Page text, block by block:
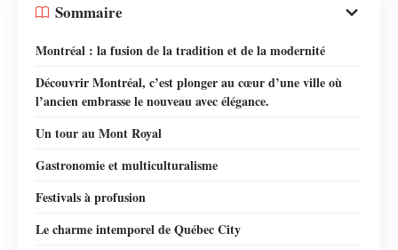
Sommaire
Montréal : la fusion de la tradition et de la modernité
Découvrir Montréal, c’est plonger au cœur d’une ville où
l’ancien embrasse le nouveau avec élégance.
Un tour au Mont Royal
Gastronomie et multiculturalisme
Festivals à profusion
Le charme intemporel de Québec City